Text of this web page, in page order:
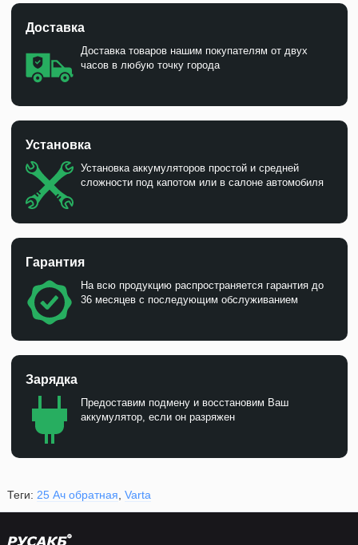
Доставка
Доставка товаров нашим покупателям от двух
часов в любую точку города
Установка
Установка аккумуляторов простой и средней
сложности под капотом или в салоне автомобиля
Гарантия
На всю продукцию распространяется гарантия до
36 месяцев с последующим обслуживанием
Зарядка
Предоставим подмену и восстановим Ваш
аккумулятор, если он разряжен
Теги: 25 Ач обратная Varta